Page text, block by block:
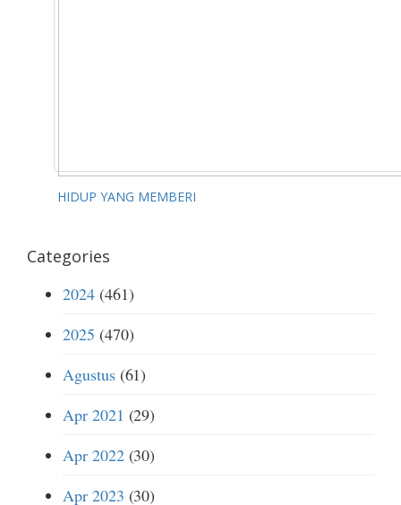
HIDUP YANG MEMBERI
Categories
2024(461)
2025 (470)
Agustus(61)
Apr 2021 (29)
Apr 2022(30)
Apr 2023 (30)